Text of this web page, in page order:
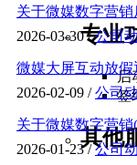
专业
启
签
其他
关于微媒数字营
2026-03-30 /公司
微媒大屏互动放假
2026-02-09 /公司
关于微媒数字营
2026-01-23 /公司